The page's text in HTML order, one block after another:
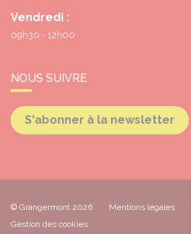
Vendredi :
09h30 - 12h00
NOUS SUIVRE
S'abonner à la newsletter
© Grangermont 2026 Mentions légales
Gestion des cookies